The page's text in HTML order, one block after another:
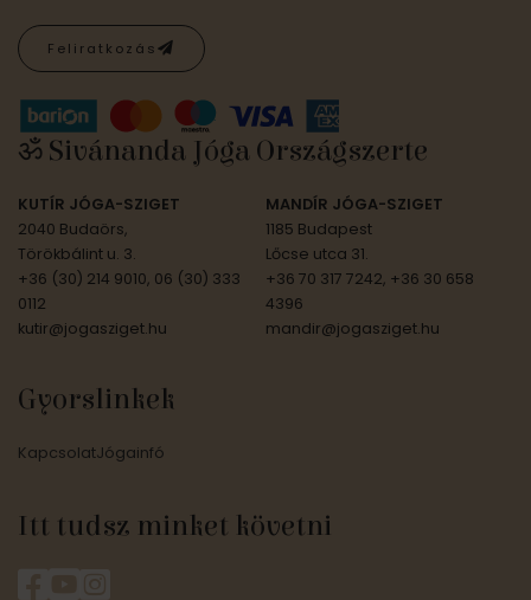
Feliratkozás
ॐ Sivánanda Jóga Országszerte
KUTÍR JÓGA-SZIGET
2040 Budaörs,
Törökbálint u. 3.
+36 (30) 214 9010, 06 (30) 333
0112
kutir@jogasziget.hu
MANDÍR JÓGA-SZIGET
1185 Budapest
Lőcse utca 31.
+36 70 317 7242, +36 30 658
4396
mandir@jogasziget.hu
Gyorslinkek
KapcsolatJógainfó
Itt tudsz minket követni